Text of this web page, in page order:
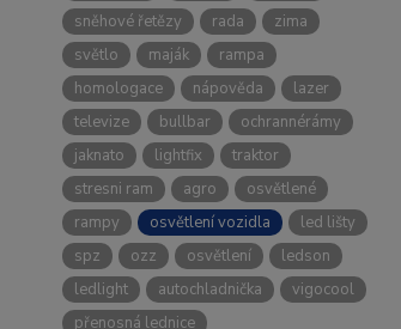
sněhové řetězy
rada
zima
světlo
maják
rampa
homologace
nápověda
lazer
televize
bullbar
ochrannérámy
jaknato
lightfix
traktor
stresni ram
agro
osvětlené
rampy
osvětlení vozidla
led lišty
spz
ozz osvětlení
ledson
ledlight
autochladnička
vigocool
přenosná lednice